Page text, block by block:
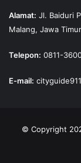
Alamat: Jl. Baiduri
Malang, Jawa
Telepon: 0811-
E-mail:
© Copyright